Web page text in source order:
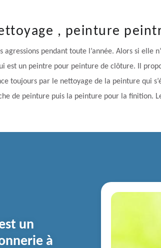
, peinture
pendant toute l’année. Alors si elle
est un peintre pour peinture de clôture. Il
toujours par le nettoyage de la peinture qui
de peinture puis la peinture pour la finition.
un
à